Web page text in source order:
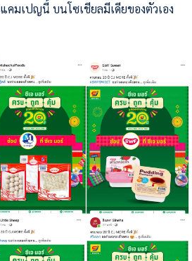
มเปญนี้ บนโซเชียลมีเดียของตัวเอง